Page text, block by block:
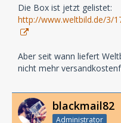
Die Box ist jetzt gelistet:
http://www.weltbild.de/3/
Aber seit wann liefert
nicht mehr
blackmail82
Administrator